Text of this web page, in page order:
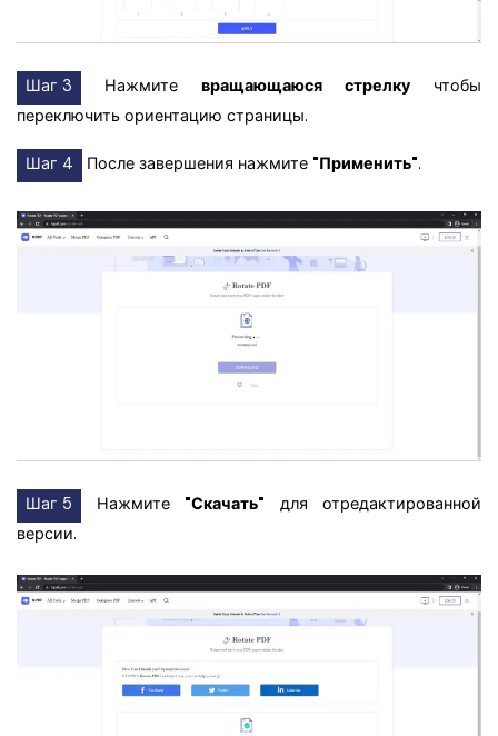
Шаг 3 Нажмите вращающаюся стрелку чтобы
переключить ориентацию страницы.
Шаг 4 После завершения нажмите "Применить".
Шаг 5 Нажмите "Скачать" для отредактированной
версии.